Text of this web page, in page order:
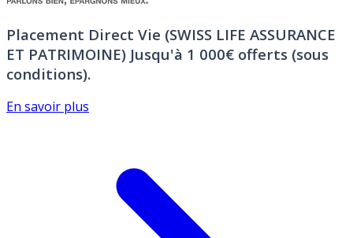
Placement Direct Vie (SWISS LIFE ASSURANCE
ET PATRIMOINE) Jusqu'à 1 000€ offerts (sous
conditions).
En savoir plus